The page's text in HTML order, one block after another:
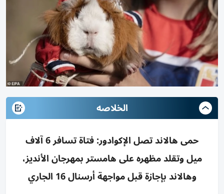
الخلاصه
حمى هالاند تصل الإكوادور: فتاة تسافر 6 آلاف
ميل وتقلد مظهره على هامستر بمهرجان الأنديز،
وهالاند بإجازة قبل مواجهة أرسنال 16 الجاري